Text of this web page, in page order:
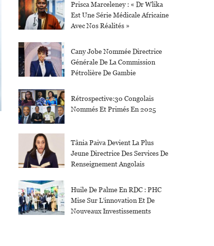
Prisca Marceleney : « Dr Wlika
Est Une Série Médicale Africaine
Avec Nos Réalités »
Cany Jobe Nommée Directrice
Générale De La Commission
Pétrolière De Gambie
Rétrospective:30 Congolais
Nommés Et Primés En 2025
Tânia Paiva Devient La Plus
Jeune Directrice Des Services De
Renseignement Angolais
Huile De Palme En RDC : PHC
Mise Sur L’innovation Et De
Nouveaux Investissements